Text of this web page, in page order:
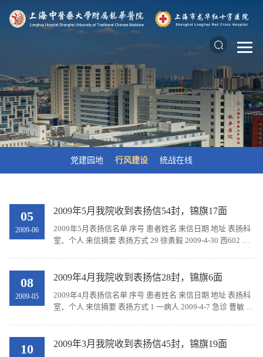
党建园地 行风建设 统战在线
05
2009-06
2009年5月我院收到表扬信54封，锦旗17面
2009年5月表扬信名单 序号 患者姓名 来信日期 地址 表扬科
室、个人 来信摘要 表扬方式 29 徐勇毅 2009-4-30 西602 西
08
2009-05
2009年4月我院收到表扬信28封，锦旗6面
2009年4月表扬信名单 序号 患者姓名 来信日期 地址 表扬科
室、个人 来信摘要 表扬方式 1 一病人 2009-4-7 急诊 曹敏 善
10 2009年3月我院收到表扬信45封，锦旗19面